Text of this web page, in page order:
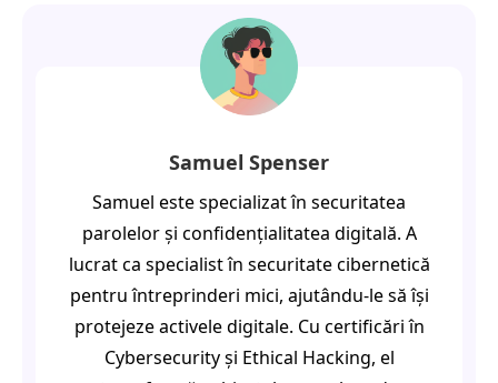
Samuel Spenser
Samuel este specializat în securitatea
parolelor și confidențialitatea digitală. A
lucrat ca specialist în securitate cibernetică
pentru întreprinderi mici, ajutându-le să își
protejeze activele digitale. Cu certificări în
Cybersecurity și Ethical Hacking, el